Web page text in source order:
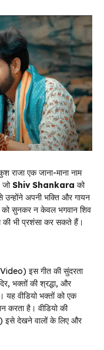
एक जाना-माना नाम
जोShiv Shankara को
उन्होंने अपनी भक्ति और गायन
को सुनकर न केवल भगवान शिव
भी प्रशंसा कर सकते हैं।
इस गीत की सुंदरता
भक्तों की श्रद्धा, और
यह वीडियो भक्तों को एक
है। वीडियो की
इसे देखने वालों के लिए और